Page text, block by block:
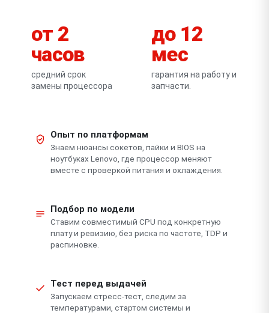
от 2
часов
средний срок
замены процессора
до 12
мес
гарантия на работу и
запчасти.
Опыт по платформам
Знаем нюансы сокетов, пайки и BIOS на
ноутбуках Lenovo, где процессор меняют
вместе с проверкой питания и охлаждения.
Подбор по модели
Ставим совместимый CPU под конкретную
плату и ревизию, без риска по частоте, TDP и
распиновке.
Тест перед выдачей
Запускаем стресс-тест, следим за
температурами, стартом системы и